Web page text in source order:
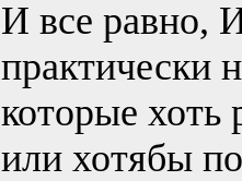
И все равно,
практически
которые хоть
или хотябы